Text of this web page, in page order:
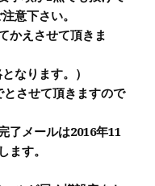
意下さい。
かえさせて頂きま
なります。）
させて頂きますので
了メールは2016年11
ます。